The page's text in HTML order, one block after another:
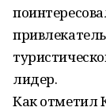
лидер.
Как отметил